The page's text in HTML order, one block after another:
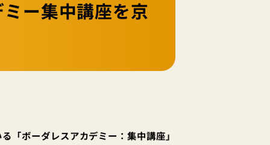
ー集中講座を京
「ボーダレスアカデミー：集中講座」